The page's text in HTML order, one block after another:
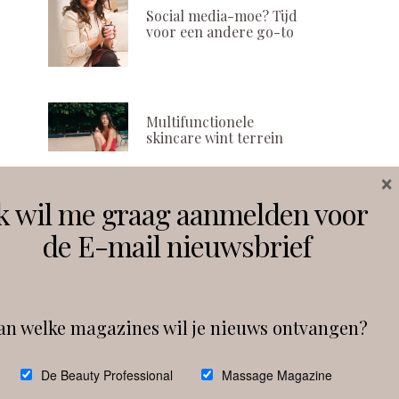
Social media-moe? Tijd
voor een andere go-to
Multifunctionele
skincare wint terrein
Volg ons
Follow on Instagram
wil me graag aanmelden voor
de E-mail nieuwsbrief
welke magazines wil je nieuws ontvangen?
De Beauty Professional Massage Magazine
×